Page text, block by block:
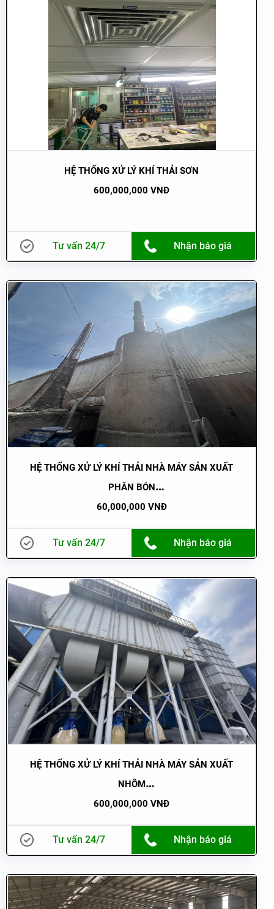
HỆ THỐNG XỬ LÝ KHÍ THẢI SƠN
600,000,000 VNĐ
Tư vấn 24/7 Nhận báo giá
HỆ THỐNG XỬ LÝ KHÍ THẢI NHÀ MÁY SẢN XUẤT
PHÂN BÓN
60,000,000 VNĐ
Tư vấn 24/7 Nhận báo giá
HỆ THỐNG XỬ LÝ KHÍ THẢI NHÀ MÁY SẢN XUẤT
NHÔM
600,000,000 VNĐ
Tư vấn 24/7 Nhận báo giá